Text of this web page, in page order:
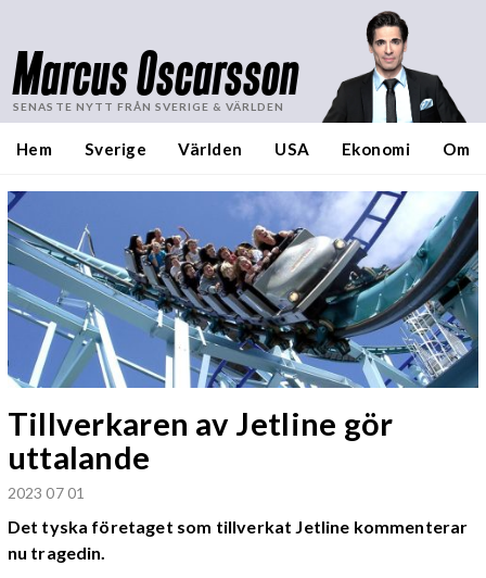
Marcus Oscarsson
SENASTE NYTT FRÅN SVERIGE & VÄRLDEN
Hem Sverige Världen USA Ekonomi Om
Tillverkaren av Jetline gör
uttalande
2023 07 01
Det tyska företaget som tillverkat Jetline kommenterar
nu tragedin.